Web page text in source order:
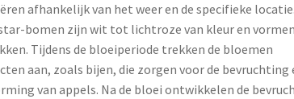
afhankelijk van het weer en de specifieke
bomen zijn wit tot lichtroze van kleur en
Tijdens de bloeiperiode trekken de bloemen
aan, zoals bijen, die zorgen voor de bevruchting
van appels. Na de bloei ontwikkelen de